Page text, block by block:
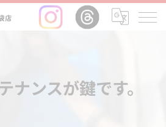
ナンスが鍵です。